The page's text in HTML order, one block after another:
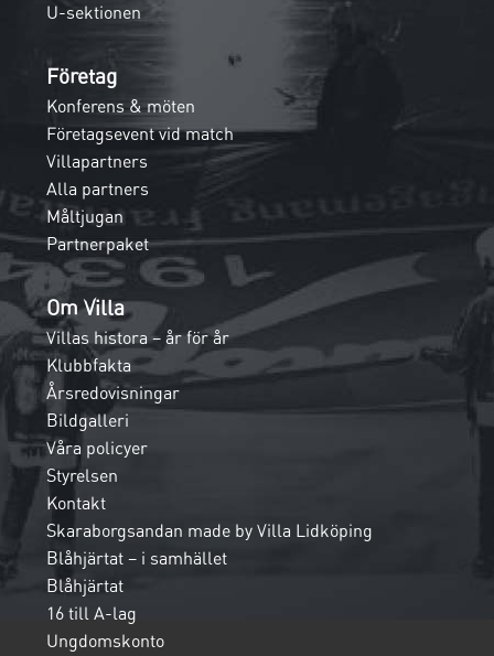
U-sektionen
Företag
Konferens & möten
Företagsevent vid match
Villapartners
Alla partners
Måltjugan
Partnerpaket
Om Villa
Villas histora – år för år
Klubbfakta
Årsredovisningar
Bildgalleri
Våra policyer
Styrelsen
Kontakt
Skaraborgsandan made by Villa Lidköping
Blåhjärtat – i samhället
Blåhjärtat
16 till A-lag
Ungdomskonto